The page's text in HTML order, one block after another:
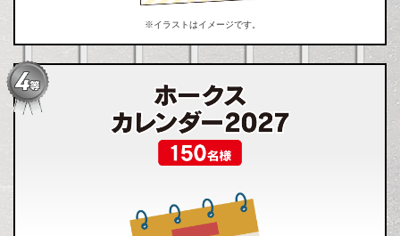
※イラストはイメージです。